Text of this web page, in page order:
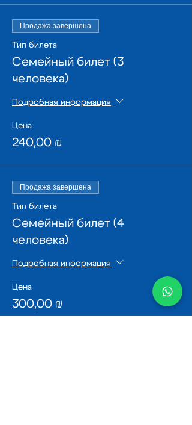
Продажа завершена
Тип билета
Семейный билет (3
человека)
Подробная информация
Цена
240,00 ₪
Продажа завершена
Тип билета
Семейный билет (4
человека)
Подробная информация
Цена
300,00 ₪